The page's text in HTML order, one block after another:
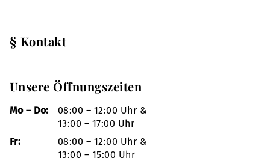
§ Kontakt
Unsere Öffnungszeiten
Mo – Do:
08:00 – 12:00 Uhr &
13:00 – 17:00 Uhr
Fr:
08:00 – 12:00 Uhr &
13:00 – 15:00 Uhr